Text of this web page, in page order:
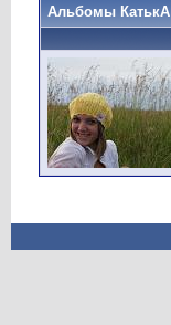
Альбомы КатькА